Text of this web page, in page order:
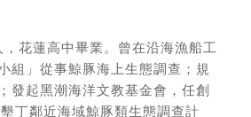
花蓮高中畢業。曾在沿海漁船工
組」從事鯨豚海上生態調查；規
發起黑潮海洋文教基金會，任創
丁鄰近海域鯨豚類生態調查計